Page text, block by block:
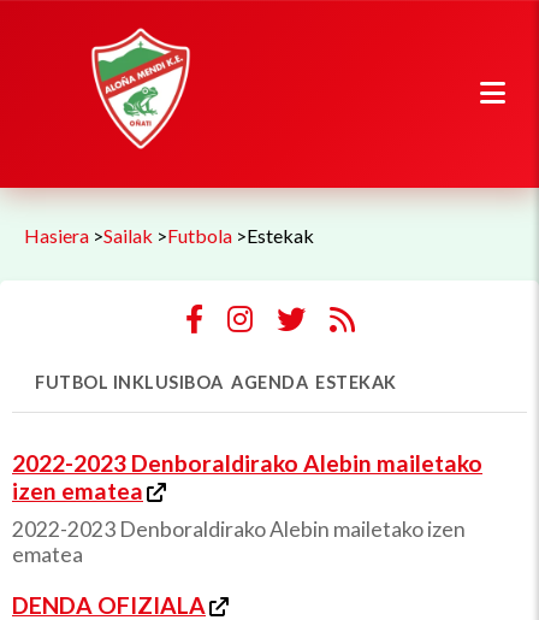
Hasiera >Sailak >Futbola >Estekak
FUTBOL INKLUSIBOA AGENDA ESTEKAK
2022-2023 Denboraldirako Alebin mailetako
izen ematea
2022-2023 Denboraldirako Alebin mailetako izen
ematea
DENDA OFIZIALA